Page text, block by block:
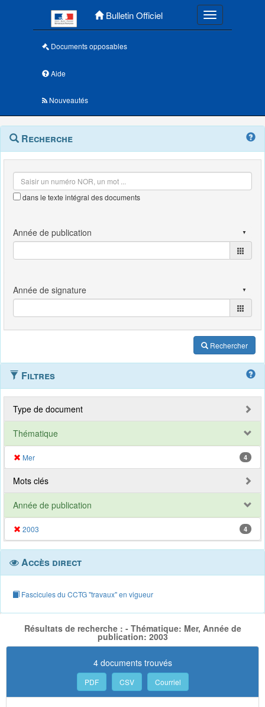
Bulletin Officiel Toggle
Documents opposables
Aide
Nouveautés
Navigation
outils
Menu
contextuel
Recherche
dans le texte intégral des documents
Rechercher
Filtres
Type de document
Thématique
Mer 4
Mots clés
Année de publication
2003 4
Accès direct
Fascicules du CCTG "travaux" en vigueur
Résultats de recherche : - Thématique: Mer, Année de
publication: 2003
4 documents trouvés
PDF CSV Courriel